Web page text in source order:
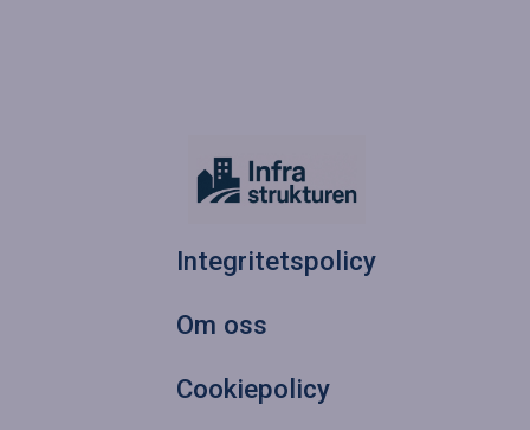
Integritetspolicy
Om oss
Cookiepolicy